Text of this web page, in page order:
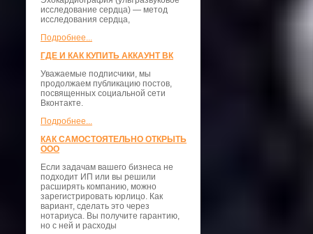
исследование сердца) — метод
исследования сердца,
Подробнее...
ГДЕ И КАК КУПИТЬ АККАУНТ ВК
Уважаемые подписчики, мы
продолжаем публикацию постов,
посвященных социальной сети
Вконтакте.
Подробнее...
КАК САМОСТОЯТЕЛЬНО ОТКРЫТЬ
ООО
Если задачам вашего бизнеса не
подходит ИП или вы решили
расширять компанию, можно
зарегистрировать юрлицо. Как
вариант, сделать это через
нотариуса. Вы получите гарантию,
но с ней и расходы